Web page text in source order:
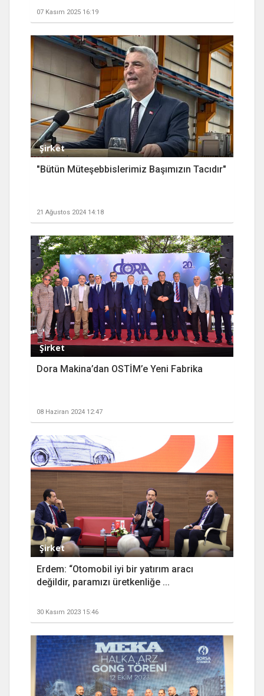
07 Kasım 2025 16:19
Şirket
"Bütün Müteşebbislerimiz Başımızın Tacıdır"
21 Ağustos 2024 14:18
Şirket
Dora Makina’dan OSTİM’e Yeni Fabrika
08 Haziran 2024 12:47
Şirket
Erdem: “Otomobil iyi bir yatırım aracı
değildir, paramızı üretkenliğe ...
30 Kasım 2023 15:46